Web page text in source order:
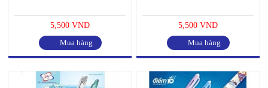
5,500 VND
Mua hàng
5,500 VND
Mua hàng